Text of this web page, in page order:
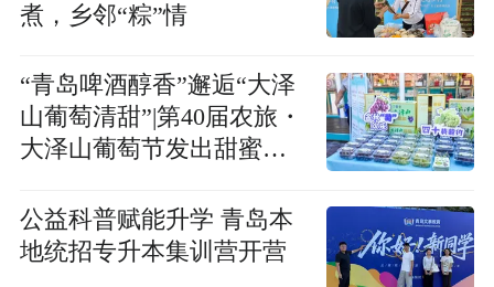
煮，乡邻“粽”情
“青岛啤酒醇香”邂逅“大泽
山葡萄清甜”|第40届农旅・
大泽山葡萄节发出甜蜜邀
公益科普赋能升学 青岛本
地统招专升本集训营开营